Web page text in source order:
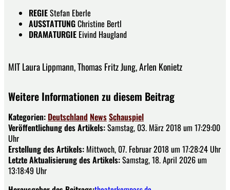
REGIEStefan Eberle
AUSSTATTUNGChristine Bertl
DRAMATURGIE Eivind Haugland
MIT Laura Lippmann, Thomas Fritz Jung, Arlen Konietz
Weitere Informationen zu diesem Beitrag
Kategorien: Deutschland NewsSchauspiel
Veröffentlichung des Artikels:Samstag, 03. März 2018 um 17:29:00
Uhr
Erstellung des Artikels: Mittwoch, 07. Februar 2018 um 17:28:24 Uhr
Letzte Aktualisierung des Artikels:Samstag, 18. April 2026 um
13:18:49 Uhr